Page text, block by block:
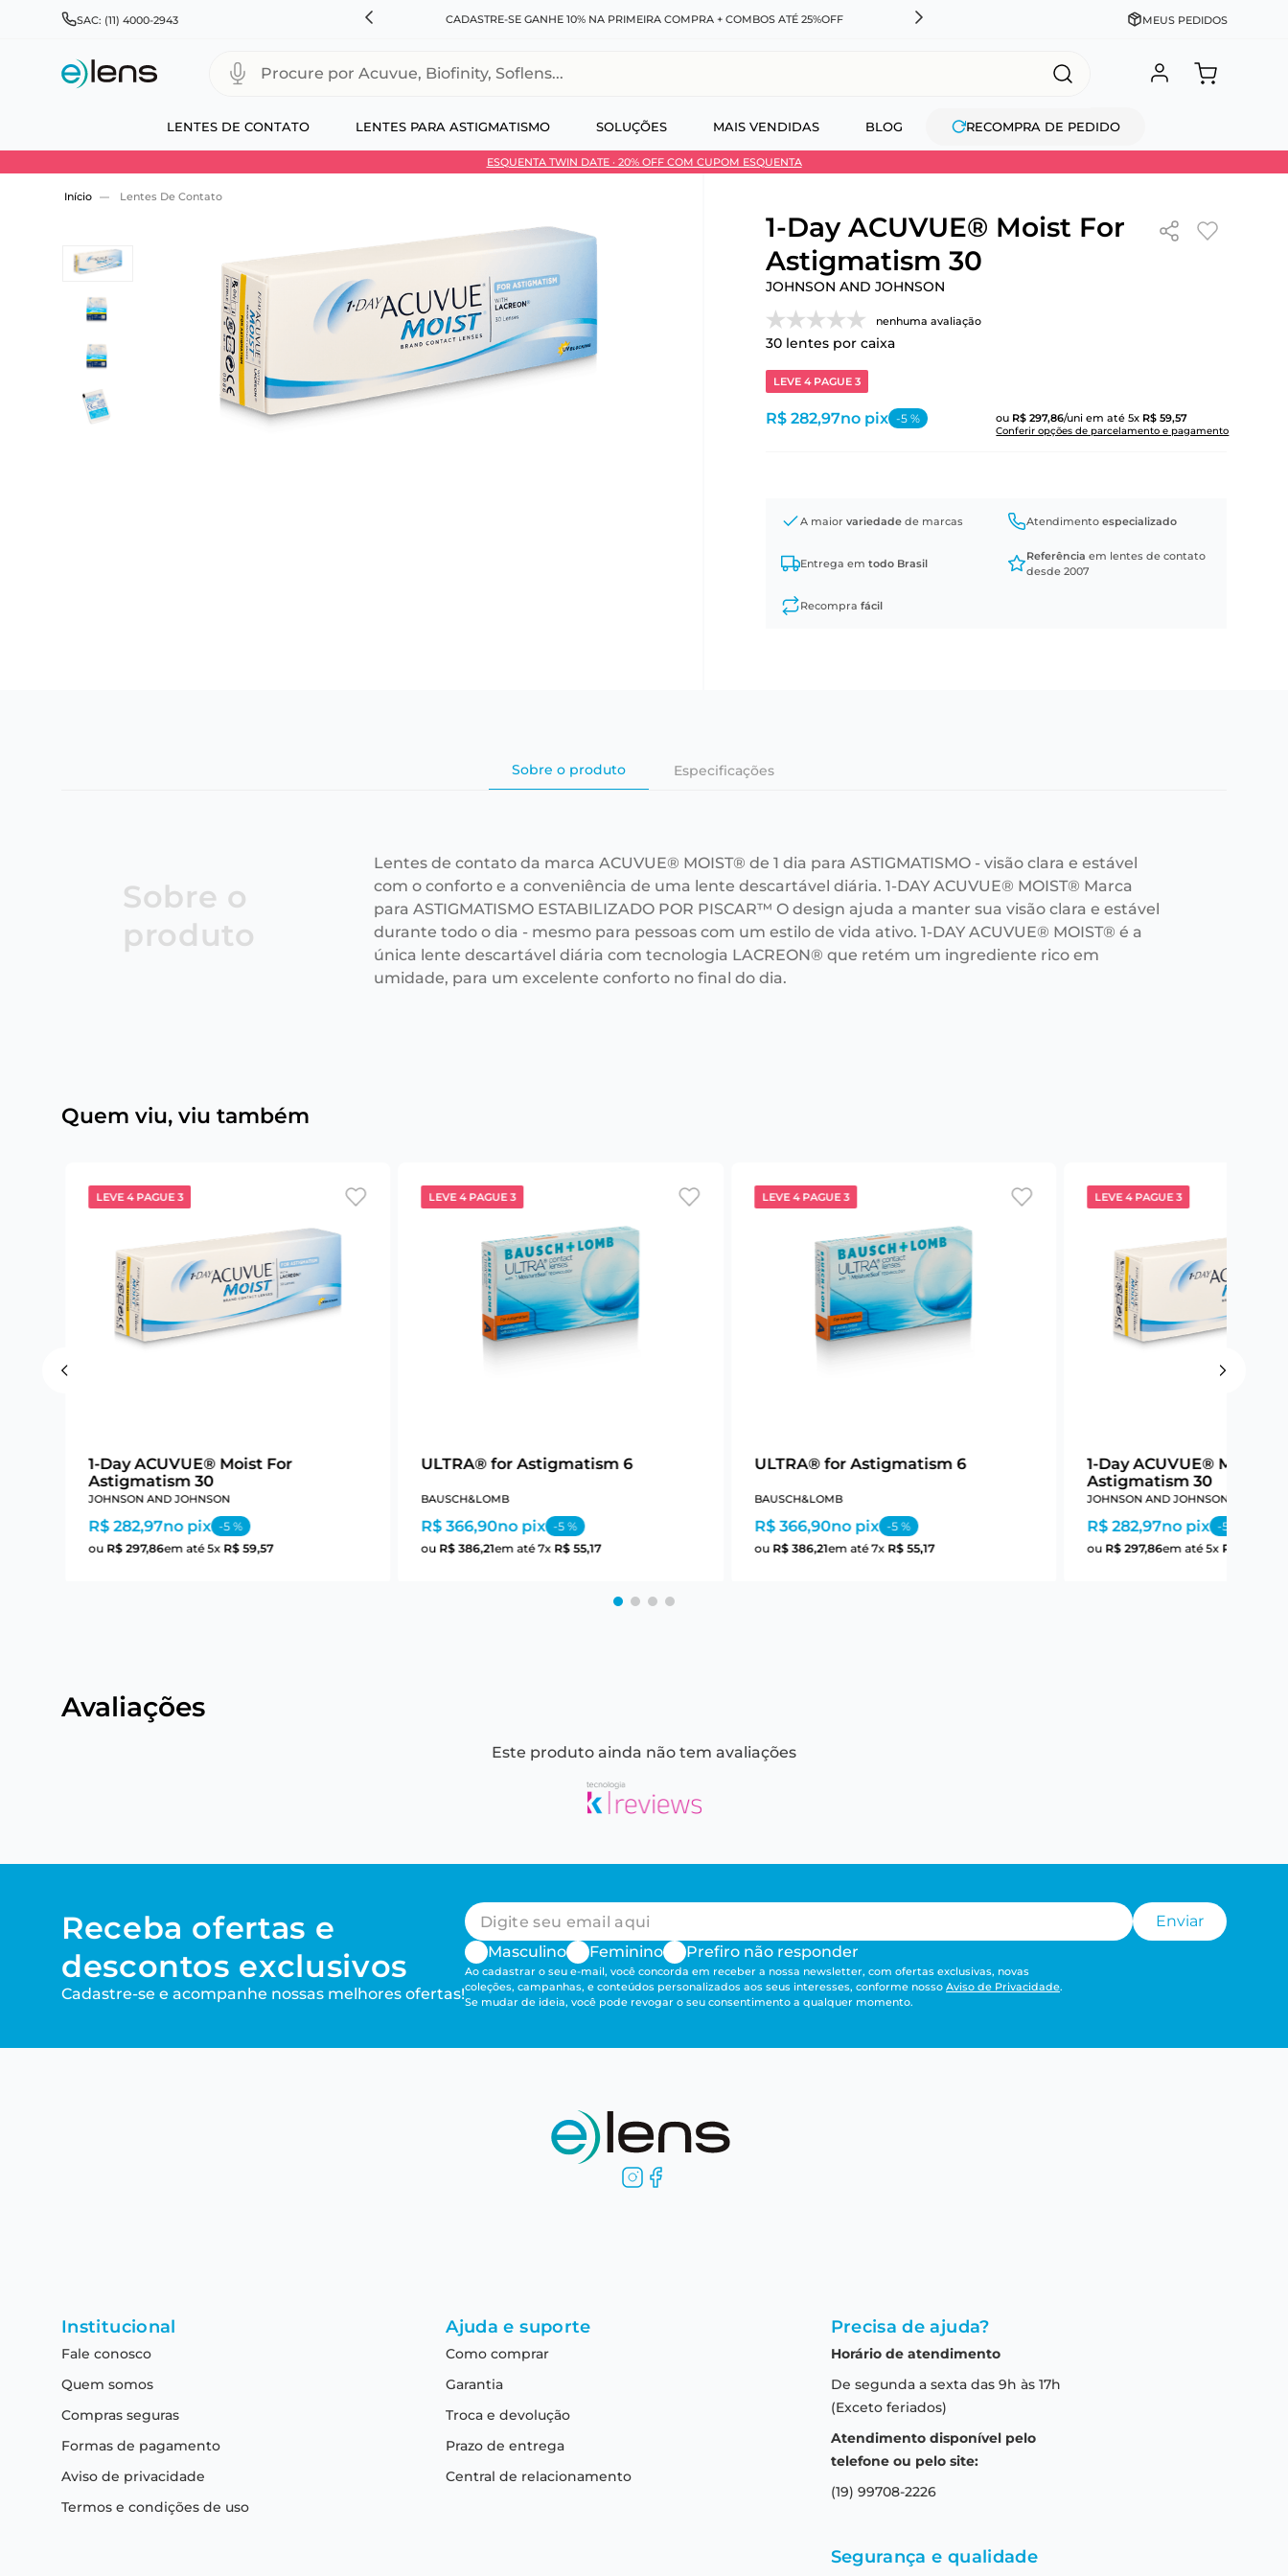
SAC: (11) 4000-2943
PARA TODO BRASIL E EXPRESSO PARA CAPITAIS CADASTRE-SE GANHE 10% NA PRIMEIRA COMPRA + COMBOS ATÉ 25%OFF DESCONTO NO PIX OU À VISTA + PARCELAMENTO EM
MEUS PEDIDOS
LENTES DE CONTATO LENTES PARA ASTIGMATISMO SOLUÇÕES MAIS VENDIDAS BLOG RECOMPRA DE PEDIDO
Procure por Acuvue, Biofinity, Soflens...
ESQUENTA TWIN DATE · 20% OFF COM CUPOM ESQUENTA
Use 30HOJE e ganhe 30% OFF + economia extra no Pix
Lentes De Contato
1-Day ACUVUE® Moist For
Astigmatism 30
JOHNSON AND JOHNSON
nenhuma avaliação
30lentes por caixa
LEVE 4 PAGUE 3
ou R$ 297,86/uni em até5x R$ 59,57
Conferir opções de parcelamento e pagamento
R$ 282,97no pix -5%
A maior variedadede marcas Atendimentoespecializado
Entrega em todo Brasil
Referência em lentes de contato
desde 2007
Recompra fácil
Sobre o produto Especificações
Sobre o
produto
Lentes de contato da marca ACUVUE® MOIST® de 1 dia para ASTIGMATISMO - visão clara e estável
com o conforto e a conveniência de uma lente descartável diária. 1-DAY ACUVUE® MOIST® Marca
para ASTIGMATISMO ESTABILIZADO POR PISCAR™ O design ajuda a manter sua visão clara e estável
durante todo o dia - mesmo para pessoas com um estilo de vida ativo. 1-DAY ACUVUE® MOIST® é a
única lente descartável diária com tecnologia LACREON® que retém um ingrediente rico em
umidade, para um excelente conforto no final do dia.
Quem viu, viu também
LEVE 4 PAGUE 3
1-Day ACUVUE® Moist For
Astigmatism 30
JOHNSON AND JOHNSON
R$ 282,97no pix -5%
ou R$ 297,86em até5x R$ 59,57
LEVE 4 PAGUE 3
ULTRA® for Astigmatism 6
BAUSCH&LOMB
R$ 366,90no pix -5 %
ou R$ 386,21em até7x R$ 55,17
LEVE 4 PAGUE 3
ULTRA® for Astigmatism 6
BAUSCH&LOMB
R$ 366,90no pix -5%
ou R$ 386,21em até7x R$ 55,17
LEVE 4 PAGUE 3
1-Day ACUVUE® Moist
Astigmatism 30
JOHNSON AND JOHNSON
R$ 282,97no pix -5
ou R$ 297,86em até5x R$
Avaliações
Este produto ainda não tem avaliações
Receba ofertas e
descontos exclusivos
Cadastre-se e acompanhe nossas melhores ofertas!
Enviar
Masculino
Feminino Prefiro não responder
Ao cadastrar o seu e-mail, você concorda em receber a nossa newsletter, com ofertas exclusivas, novas
coleções, campanhas, e conteúdos personalizados aos seus interesses, conforme nosso Aviso de Privacidade.
Se mudar de ideia, você pode revogar o seu consentimento a qualquer momento.
Institucional
Fale conosco
Quem somos
Compras seguras
Formas de pagamento
Aviso de privacidade
Termos e condições de uso
Ajuda e suporte
Como comprar
Garantia
Troca e devolução
Prazo de entrega
Central de relacionamento
Precisa de ajuda?
Horário de atendimento
De segunda a sexta das 9h às 17h
(Exceto feriados)
Atendimento disponível pelo
telefone ou pelo site:
(19) 99708-2226
Segurança e qualidade